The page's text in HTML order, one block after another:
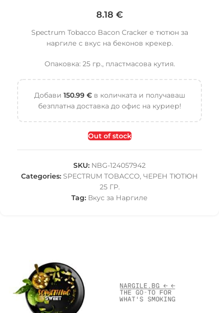
8.18 €
Spectrum Tobacco Bacon Cracker е тютюн за
наргиле с вкус на беконов крекер.
Опаковка: 25 гр., пластмасова кутия.
Добави 150.99 €в количката и получаваш
безплатна доставка до офис на куриер!
Out of stock
SKU: NBG-124057942
Categories: SPECTRUM TOBACCO, ЧЕРЕН ТЮТЮН
25 ГР.
Tag: Вкус за Наргиле